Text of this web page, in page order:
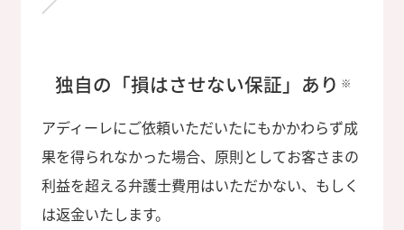
独自の「損はさせない保証」あり ※
アディーレにご依頼いただいたにもかかわらず成
果を得られなかった場合、原則としてお客さまの
利益を超える弁護士費用はいただかない、もしく
は返金いたします。